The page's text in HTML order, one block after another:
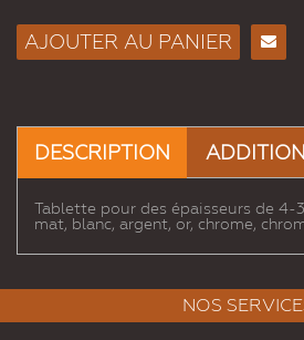
AJOUTER AU PANIER
DESCRIPTION
Tablette pour des épaisseurs de 4-
mat, blanc, argent, or, chrome,
NOS